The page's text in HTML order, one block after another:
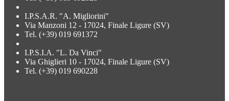
I.P.S.A.R. "A. Migliorini"
Via Manzoni 12 - 17024, Finale Ligure (SV)
Tel. (+39) 019 691372
I.P.S.I.A. "L. Da Vinci"
Via Ghiglieri 10 - 17024, Finale Ligure (SV)
Tel. (+39) 019 690228